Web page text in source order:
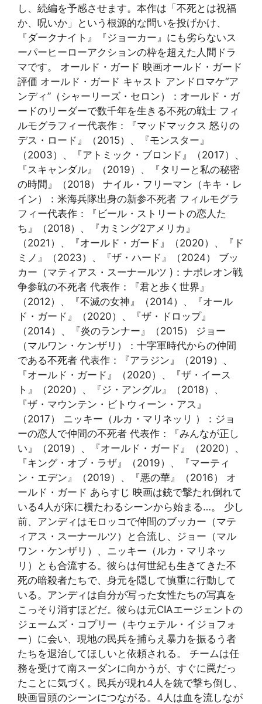
し、続編を予感させます。本作は「不死とは祝福
か、呪いか」という根源的な問いを投げかけ、
『ダークナイト』『ジョーカー』にも劣らないス
ーパーヒーローアクションの枠を超えた人間ドラ
マです。 オールド・ガード 映画オールド・ガード
評価 オールド・ガード キャスト アンドロマケ“ア
ンディ”（シャーリーズ・セロン）：オールド・ガ
ードのリーダーで数千年を生きる不死の戦士 フィ
ルモグラフィー代表作：『マッドマックス 怒りの
デス・ロード』（2015）、『モンスター』
（2003）、『アトミック・ブロンド』（2017）、
『スキャンダル』（2019）、『タリーと私の秘密
の時間』（2018） ナイル・フリーマン（キキ・レ
イン）：米海兵隊出身の新参不死者 フィルモグラ
フィー代表作：『ビール・ストリートの恋人た
ち』（2018）、『カミング2アメリカ』
（2021）、『オールド・ガード』（2020）、『ド
ミノ』（2023）、『ザ・ハード』（2024） ブッ
カー（マティアス・スーナールツ )：ナポレオン戦
争参戦の不死者 代表作：『君と歩く世界』
（2012）、『不滅の女神』（2014）、『オール
ド・ガード』（2020）、『ザ・ドロップ』
（2014）、『炎のランナー』（2015） ジョー
（マルワン・ケンザリ）：十字軍時代からの仲間
である不死者 代表作：『アラジン』（2019）、
『オールド・ガード』（2020）、『ザ・イース
ト』（2020）、『ジ・アングル』（2018）、
『ザ・マウンテン・ビトウィーン・アス』
（2017） ニッキー（ルカ・マリネッリ ）：ジョ
ーの恋人で仲間の不死者 代表作：『みんなが正し
い』（2019）、『オールド・ガード』（2020）、
『キング・オブ・ラザ』（2019）、『マーティ
ン・エデン』（2019）、『悪の華』（2016） オ
ールド・ガード あらすじ 映画は銃で撃たれ倒れて
いる4人が床に横たわるシーンから始まる…。 少し
前、アンディはモロッコで仲間のブッカー（マテ
ィアス・スーナールツ）と合流し、ジョー（マル
ワン・ケンザリ）、ニッキー（ルカ・マリネッ
リ）とも合流する。彼らは何世紀も生きてきた不
死の暗殺者たちで、身元を隠して慎重に行動して
いる。アンディは自分が写った女性たちの写真を
こっそり消すほどだ。彼らは元CIAエージェントの
ジェームズ・コプリー（キウェテル・イジョフォ
ー）に会い、現地の民兵を捕らえ暴力を振るう者
たちを退治してほしいと依頼される。 チームは任
務を受けて南スーダンに向かうが、すぐに罠だっ
たことに気づく。民兵が現れ4人を銃で撃ち倒し、
映画冒頭のシーンにつながる。4人は血を流しなが